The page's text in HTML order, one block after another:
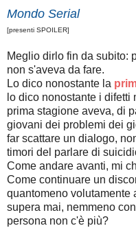
Mondo Serial
[presenti SPOILER]
Meglio dirlo fin da subito:
non s'aveva da fare.
Lo dico nonostante la
lo dico nonostante i
prima stagione aveva, di
giovani dei problemi dei
far scattare un dialogo,
timori del parlare di
Come andare avanti, mi
Come continuare un
quantomeno volutamente
supera mai, nemmeno
persona non c'è più?